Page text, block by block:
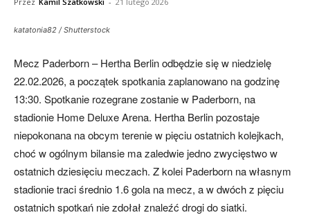
(transfery,
mecze,
skład)
katatonia82 / Shutterstock
Mecz Paderborn – Hertha Berlin odbędzie się w niedzielę
22.02.2026, a początek spotkania zaplanowano na godzinę
13:30. Spotkanie rozegrane zostanie w Paderborn, na
stadionie Home Deluxe Arena. Hertha Berlin pozostaje
niepokonana na obcym terenie w pięciu ostatnich kolejkach,
choć w ogólnym bilansie ma zaledwie jedno zwycięstwo w
ostatnich dziesięciu meczach. Z kolei Paderborn na własnym
stadionie traci średnio 1.6 gola na mecz, a w dwóch z pięciu
ostatnich spotkań nie zdołał znaleźć drogi do siatki.